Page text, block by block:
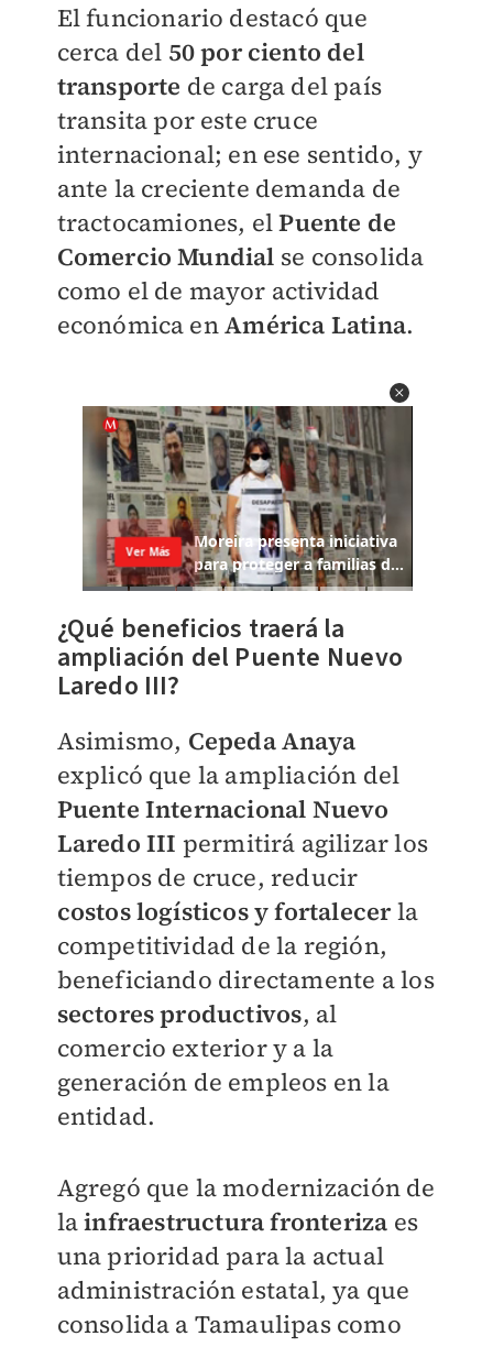
El funcionario destacó que
cerca del 50 por ciento del
transporte de carga del país
transita por este cruce
internacional; en ese sentido, y
ante la creciente demanda de
tractocamiones, elPuente de
Comercio Mundial se consolida
como el de mayor actividad
económica enAmérica Latina.
¿Qué beneficios traerá la
ampliación del Puente Nuevo
Laredo III?
Asimismo, Cepeda Anaya
explicó que la ampliación del
Puente Internacional Nuevo
Laredo III permitirá agilizar los
tiempos de cruce, reducir
costos logísticos y fortalecerla
competitividad de la región,
beneficiando directamente a los
sectores productivos, al
comercio exterior y a la
generación de empleos en la
entidad.
Agregó que la modernización de
lainfraestructura fronteriza es
una prioridad para la actual
administración estatal, ya que
consolida a Tamaulipas como